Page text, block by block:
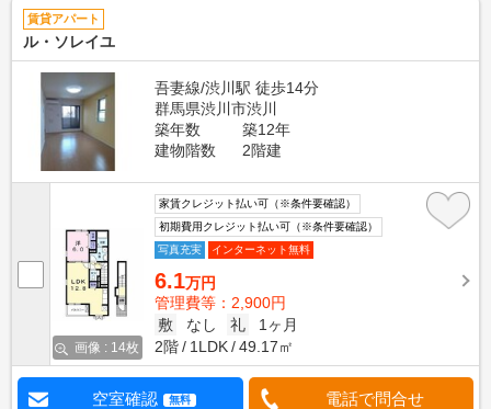
賃貸アパート
ル・ソレイユ
吾妻線/渋川駅 徒歩14分
群馬県渋川市渋川
築年数
築12年
建物階数
2階建
画像 : 14枚
家賃クレジット払い可（※条件要確認）
初期費用クレジット払い可（※条件要確認）
写真充実
インターネット無料
6.1万円
管理費等：2,900円
敷
なし 礼
1ヶ月
2階
1LDK 49.17㎡
空室確認 無料 電話で問合せ